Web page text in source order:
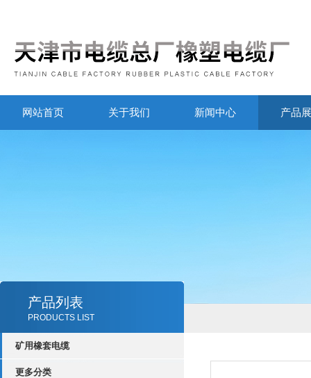
网站首页 关于我们 新闻中心 产品
产品列表
PRODUCTS LIST
矿用橡套电缆
更多分类